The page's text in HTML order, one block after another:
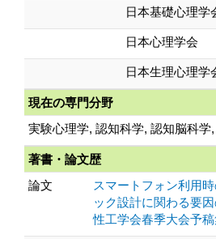
日本基礎心理学
日本心理学会
日本生理心理学
現在の専門分野
実験心理学, 認知科学, 認知脳科学
著書・論文歴
論文
スマートフォン利用
ック設計に関わる要
性工学会春季大会予